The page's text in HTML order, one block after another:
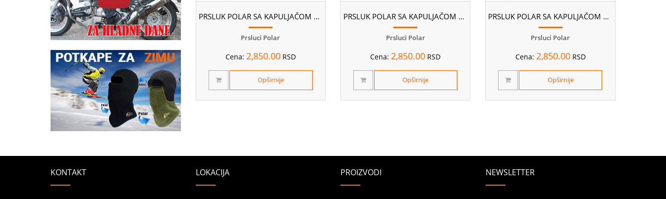
PRSLUK POLAR SA KAPULJAČOM ALFA ROMEO
Prsluci Polar
Cena: 2,850.00RSD
Opširnije
PRSLUK POLAR SA KAPULJAČOM AUDI
Prsluci Polar
Cena:2,850.00 RSD
Opširnije
PRSLUK POLAR SA KAPULJAČOM CITROEN
Prsluci Polar
Cena: 2,850.00RSD
Opširnije
KONTAKT LOKACIJA PROIZVODI NEWSLETTER